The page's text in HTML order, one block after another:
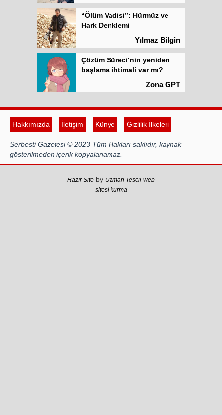
“Ölüm Vadisi”: Hürmüz ve
Hark Denklemi
Yılmaz Bilgin
Çözüm Süreci’nin yeniden
başlama ihtimali var mı?
Zona GPT
Atilla Yüceak
Colani’nin arkasındaki güç
Faruk eş-Şara mı?
“Ölüm Vadisi”: Hürmüz ve
Hakkımızda İletişim Künye Gizlilik İlkeleri
Serbesti Gazetesi © 2023 Tüm Hakları saklıdır, kaynak
gösterilmeden içerik kopyalanamaz.
Hazır Site by Uzman Tescil web
sitesi kurma